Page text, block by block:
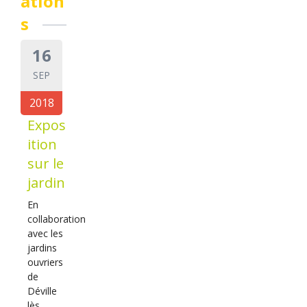
s
16
SEP
2018
Expos
ition
sur le
jardin
En
collaboration
avec les
jardins
ouvriers
de
Déville